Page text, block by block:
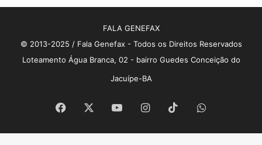
FALA GENEFAX
© 2013-2025 / Fala Genefax - Todos os Direitos Reservados
Loteamento Água Branca, 02 - bairro Guedes Conceição do
Jacuípe-BA
Facebook YouTubeInstagram
TikTokWhatsApp